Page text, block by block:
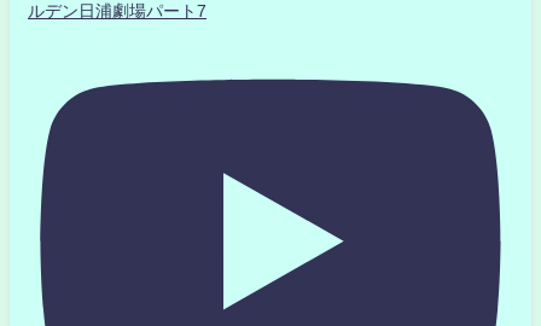
ルデン日浦劇場パート7